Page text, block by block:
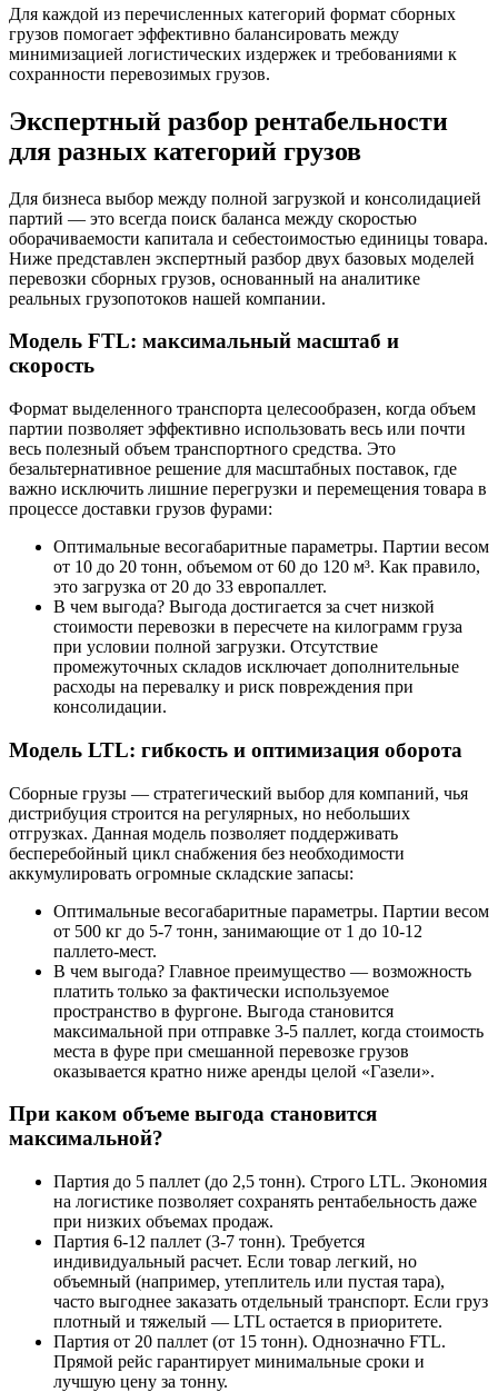
Для каждой из перечисленных категорий формат сборных
грузов помогает эффективно балансировать между
минимизацией логистических издержек и требованиями к
сохранности перевозимых грузов.
Экспертный разбор рентабельности
для разных категорий грузов
Для бизнеса выбор между полной загрузкой и консолидацией
партий — это всегда поиск баланса между скоростью
оборачиваемости капитала и себестоимостью единицы товара.
Ниже представлен экспертный разбор двух базовых моделей
перевозки сборных грузов, основанный на аналитике
реальных грузопотоков нашей компании.
Модель FTL: максимальный масштаб и
скорость
Формат выделенного транспорта целесообразен, когда объем
партии позволяет эффективно использовать весь или почти
весь полезный объем транспортного средства. Это
безальтернативное решение для масштабных поставок, где
важно исключить лишние перегрузки и перемещения товара в
процессе доставки грузов фурами:
Оптимальные весогабаритные параметры. Партии весом
от 10 до 20 тонн, объемом от 60 до 120 м³. Как правило,
это загрузка от 20 до 33 европаллет.
В чем выгода? Выгода достигается за счет низкой
стоимости перевозки в пересчете на килограмм груза
при условии полной загрузки. Отсутствие
промежуточных складов исключает дополнительные
расходы на перевалку и риск повреждения при
консолидации.
Модель LTL: гибкость и оптимизация оборота
Сборные грузы — стратегический выбор для компаний, чья
дистрибуция строится на регулярных, но небольших
отгрузках. Данная модель позволяет поддерживать
бесперебойный цикл снабжения без необходимости
аккумулировать огромные складские запасы:
Оптимальные весогабаритные параметры. Партии весом
от 500 кг до 5-7 тонн, занимающие от 1 до 10-12
паллето-мест.
В чем выгода? Главное преимущество — возможность
платить только за фактически используемое
пространство в фургоне. Выгода становится
максимальной при отправке 3-5 паллет, когда стоимость
места в фуре при смешанной перевозке грузов
оказывается кратно ниже аренды целой «Газели».
При каком объеме выгода становится
максимальной?
Партия до 5 паллет (до 2,5 тонн). Строго LTL. Экономия
на логистике позволяет сохранять рентабельность даже
при низких объемах продаж.
Партия 6-12 паллет (3-7 тонн). Требуется
индивидуальный расчет. Если товар легкий, но
объемный (например, утеплитель или пустая тара),
часто выгоднее заказать отдельный транспорт. Если груз
плотный и тяжелый — LTL остается в приоритете.
Партия от 20 паллет (от 15 тонн). Однозначно FTL.
Прямой рейс гарантирует минимальные сроки и
лучшую цену за тонну.